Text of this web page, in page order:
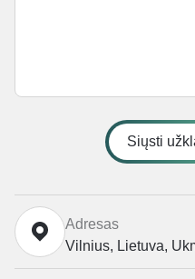
Siųsti
Adresas
Vilnius, Lietuva,